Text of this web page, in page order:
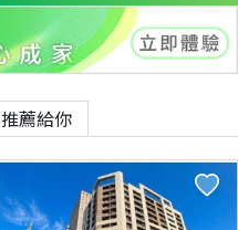
推薦給你